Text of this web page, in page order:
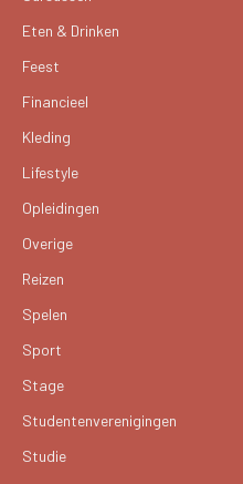
Eten & Drinken
Feest
Financieel
Kleding
Lifestyle
Opleidingen
Overige
Reizen
Spelen
Sport
Stage
Studentenverenigingen
Studie